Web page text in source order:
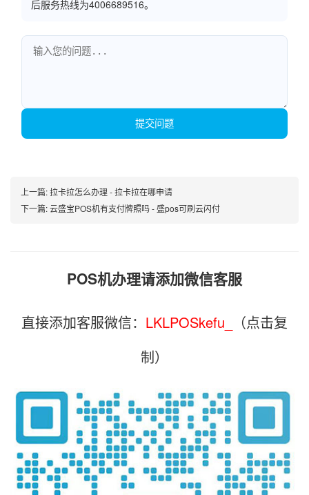
后服务热线为4006689516。
提交问题
上一篇:拉卡拉怎么办理 - 拉卡拉在哪申请
下一篇:云盛宝POS机有支付牌照吗 - 盛pos可刷云闪付
POS机办理请添加微信客服
直接添加客服微信： LKLPOSkefu_
（点击复
制）